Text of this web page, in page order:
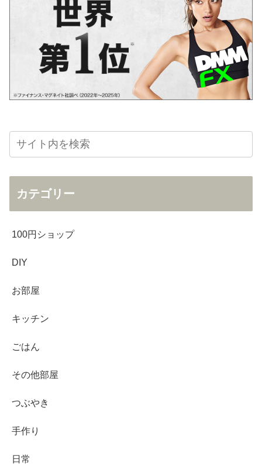
カテゴリー
100円ショップ
DIY
お部屋
キッチン
ごはん
その他部屋
つぶやき
手作り
日常